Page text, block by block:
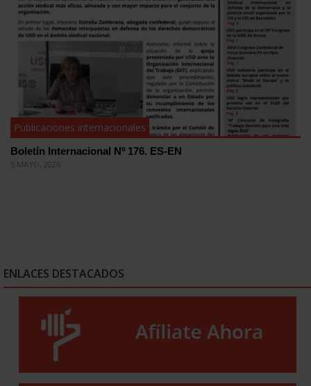
Publicaciones internacionales
Boletín Internacional Nº 176. ES-EN
5 MAYO, 2026
ENLACES DESTACADOS